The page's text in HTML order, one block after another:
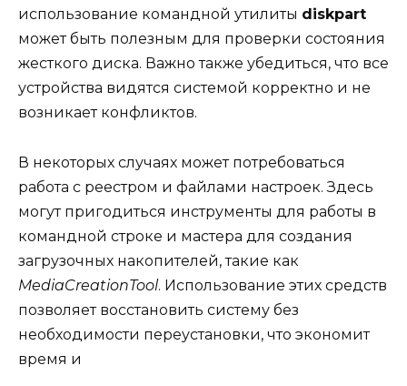
использование командной утилиты diskpart
может быть полезным для проверки состояния
жесткого диска. Важно также убедиться, что все
устройства видятся системой корректно и не
возникает конфликтов.
В некоторых случаях может потребоваться
работа с реестром и файлами настроек. Здесь
могут пригодиться инструменты для работы в
командной строке и мастера для создания
загрузочных накопителей, такие как
MediaCreationTool. Использование этих средств
позволяет восстановить систему без
необходимости переустановки, что экономит
время и